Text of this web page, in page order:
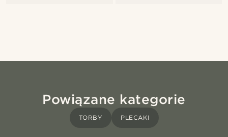
Powiązane kategorie
TORBY PLECAKI